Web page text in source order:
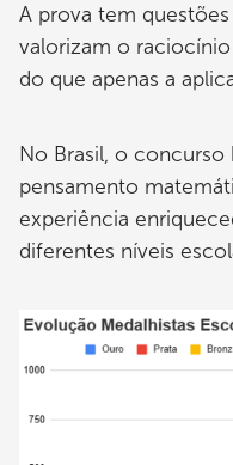
A prova tem
valorizam o
do que apenas a
No Brasil, o
pensamento
experiência
diferentes níveis
Imagem